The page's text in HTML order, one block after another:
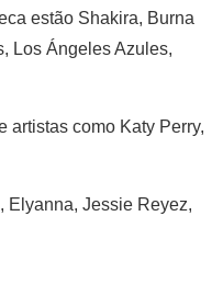
estão Shakira, Burna
Los Ángeles Azules,
artistas como Katy Perry,
Elyanna, Jessie Reyez,